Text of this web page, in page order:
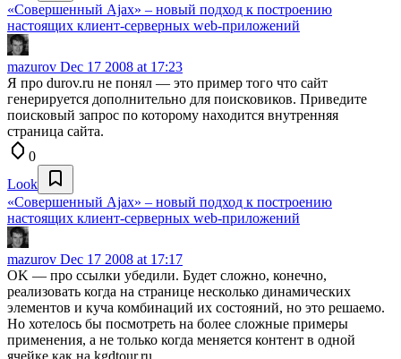
«Совершенный Ajax» – новый подход к построению
настоящих клиент-серверных web-приложений
mazurov Dec 17 2008 at 17:23
Я про durov.ru не понял — это пример того что сайт
генерируется дополнительно для поисковиков. Приведите
поисковый запрос по которому находится внутренняя
страница сайта.
0
Look
«Совершенный Ajax» – новый подход к построению
настоящих клиент-серверных web-приложений
mazurov Dec 17 2008 at 17:17
OK — про ссылки убедили. Будет сложно, конечно,
реализовать когда на странице несколько динамических
элементов и куча комбинаций их состояний, но это решаемо.
Но хотелось бы посмотреть на более сложные примеры
применения, а не только когда меняется контент в одной
ячейке как на kgdtour.ru.